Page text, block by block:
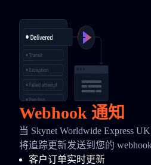
Webhook 通知
当 Skynet Worldwide Express
将追踪更新发送到您的
客户订单实时更新